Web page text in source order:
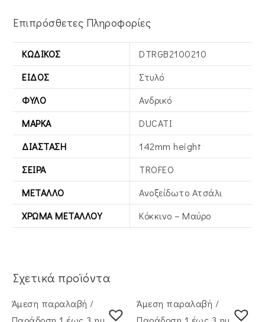
Επιπρόσθετες Πληροφορίες
ΚΩΔΙΚΌΣ
DTRGB2100210
ΕΊΔΟΣ
Στυλό
ΦΎΛΟ
Ανδρικό
ΜΆΡΚΑ
DUCATI
ΔΙΆΣΤΑΣΗ
142mm height
ΣΕΙΡΆ
TROFEO
ΜΈΤΑΛΛΟ
Ανοξείδωτο Ατσάλι
ΧΡΏΜΑ ΜΕΤΆΛΛΟΥ
Κόκκινο – Μαύρο
Σχετικά προϊόντα
Άμεση παραλαβή /
Άμεση παραλαβή /